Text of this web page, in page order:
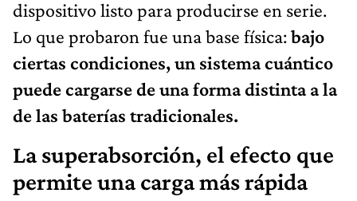
dispositivo listo para producirse en serie.
Lo que probaron fue una base física:bajo
ciertas condiciones, un sistema cuántico
puede cargarse de una forma distinta a la
de las baterías tradicionales.
La superabsorción, el efecto que
permite una carga más rápida